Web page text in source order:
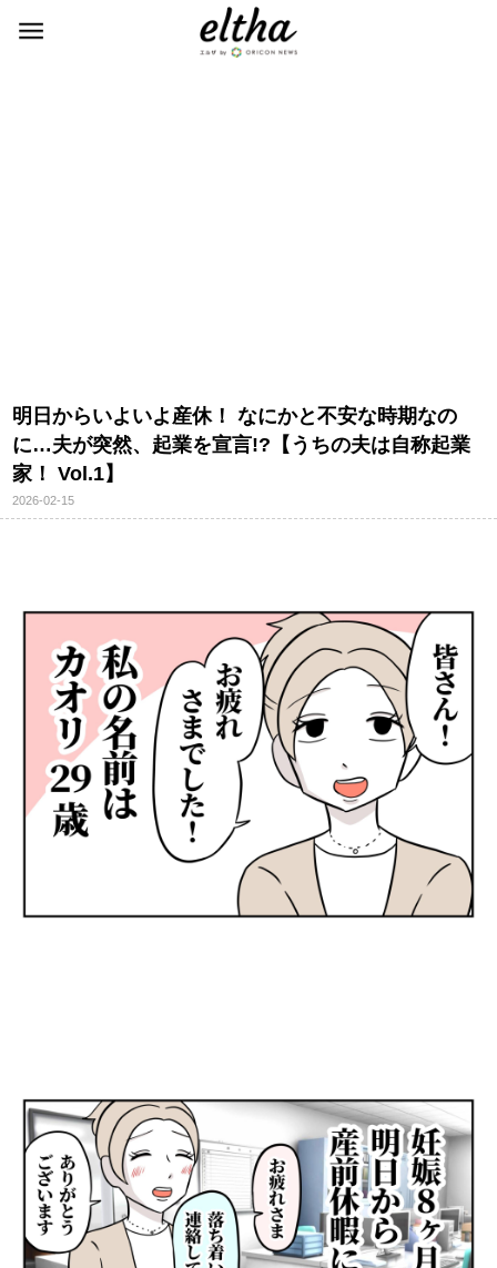
明日からいよいよ産休！ なにかと不安な時期なの
に…夫が突然、起業を宣言!?【うちの夫は自称起業
家！ Vol.1】
2026-02-15